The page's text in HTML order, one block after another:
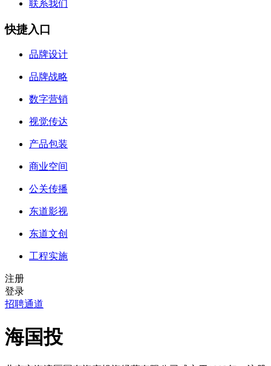
联系我们
快捷入口
品牌设计
品牌战略
数字营销
视觉传达
产品包装
商业空间
公关传播
东道影视
东道文创
工程实施
注册
登录
招聘通道
海国投